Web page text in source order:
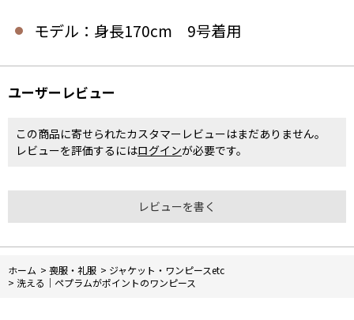
モデル：身長170cm 9号着用
ユーザーレビュー
この商品に寄せられたカスタマーレビューはまだありません。
レビューを評価するにはログインが必要です。
レビューを書く
ホーム > 喪服・礼服 > ジャケット・ワンピースetc
> 洗える｜ペプラムがポイントのワンピース